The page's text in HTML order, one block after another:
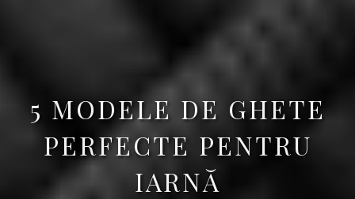
5 MODELE DE GHETE
PERFECTE PENTRU
IARNĂ